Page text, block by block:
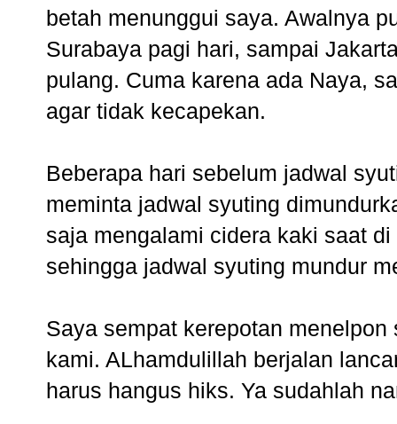
betah menunggui saya. Awalnya
Surabaya pagi hari, sampai
pulang. Cuma karena ada Naya,
agar tidak kecapekan.
Beberapa hari sebelum jadwal
meminta jadwal syuting
saja mengalami cidera kaki saat
sehingga jadwal syuting mundur
Saya sempat kerepotan
kami. ALhamdulillah berjalan
harus hangus hiks. Ya sudahlah